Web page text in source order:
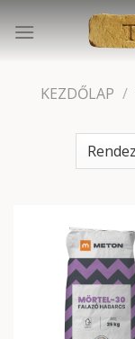
Skip
content
KEZDŐLAP /